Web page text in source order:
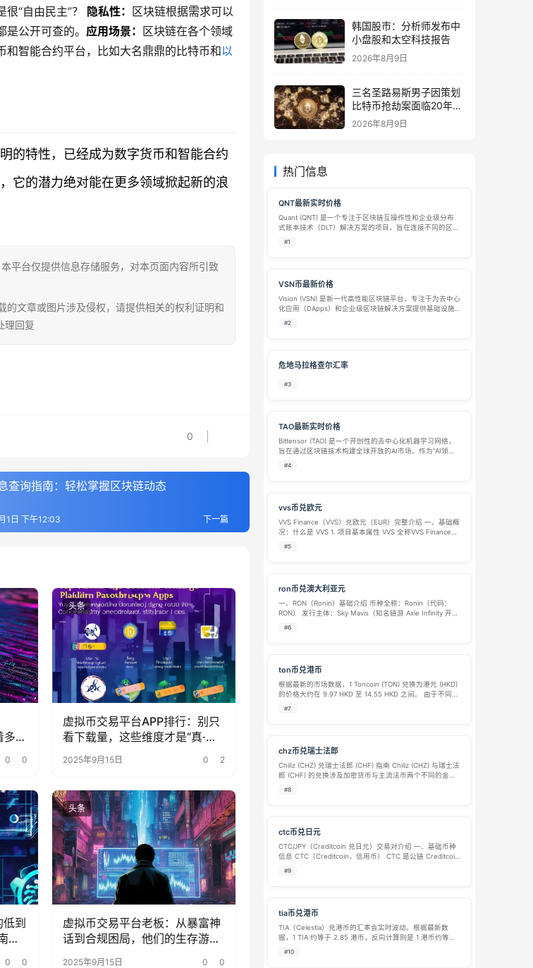
“自由民主”？ 隐私性： 区块链根据需求可以
公开可查的。 应用场景： 区块链在各个领域
智能合约平台，比如大名鼎鼎的比特币和以
的特性，已经成为数字货币和智能合约
它的潜力绝对能在更多领域掀起新的浪
平台仅提供信息存储服务，对本页面内容所引致
文章或图片涉及侵权，请提供相关的权利证明和
理回复
0
查询指南：轻松掌握区块链动态
下一篇
1日 下午12:03
少
0 0
头条
虚拟币交易平台APP排行：别只
看下载量，这些维度才是“真·核
心指标”
2025年9月15日 0 2
到
来
0 0
头条
虚拟币交易平台老板：从暴富神
话到合规困局，他们的生存游戏
变了？
2025年9月15日 0 0
韩国股市：分析师发布中
小盘股和太空科技报告
2026年8月9日
三名圣路易斯男子因策划
比特币抢劫案面临20年监
禁
2026年8月9日
热门信息
QNT最新实时价格
Quant (QNT) 是一个专注于区块链互操作性和企业级分布
式账本技术（DLT）解决方案的项目，旨在连接不同的区块
链网络和传统金融系统。Quant 由Gilbert Verdian于2018
#1
VSN币最新价格
Vision (VSN) 是新一代高性能区块链平台，专注于为去中心
化应用（DApps）和企业级区块链解决方案提供基础设施
支持。作为一个多链生态系统，Vision 结合了高吞吐量、
#2
危地马拉格查尔汇率
#3
TAO最新实时价格
Bittensor (TAO) 是一个开创性的去中心化机器学习网络，
旨在通过区块链技术构建全球开放的AI市场。作为”AI领域
的比特币”，TAO采用独特的激励机制，将全球计算资源和
#4
vvs币兑欧元
VVS Finance（VVS）兑欧元（EUR）完整介绍 一、基础概
况：什么是 VVS 1. 项目基本属性 VVS 全称VVS Finance，
取自 “Very Very Simple”，主打轻量化去中心化金融，
#5
ron币兑澳大利亚元
一、RON（Ronin）基础介绍 币种全称：Ronin（代码：
RON） 发行主体：Sky Mavis（知名链游 Axie Infinity 开发
团队） 定位：Ronin 公链原生功能型代币，2022 年正式
#6
ton币兑港币
根据最新的市场数据，1 Toncoin (TON) 兑换为港元 (HKD)
的价格大约在 9.97 HKD 至 14.55 HKD 之间。 由于不同交
易平台的定价、手续费以及市场深度不同，查询到的实时
#7
chz币兑瑞士法郎
Chiliz (CHZ) 兑瑞士法郎 (CHF) 指南 Chiliz (CHZ) 与瑞士法
郎 (CHF) 的兑换涉及加密货币与主流法币两个不同的金融
领域。其中，CHZ 是体育和娱乐粉丝代币平台 Chiliz 的原
#8
ctc币兑日元
CTC/JPY（Creditcoin 兑日元）交易对介绍 一、基础币种
信息 CTC（Creditcoin，信用币） CTC 是公链 Creditcoin
网络原生通证，项目 2019 年上线，主打去中心化全球信用
#9
tia币兑港币
TIA（Celestia）兑港币的汇率会实时波动。根据最新数
据，1 TIA 约等于 2.85 港币，反向计算则是 1 港币约等于
0.35 TIA。 项目背景：TIA是什么？ TIA 是 Celestia 网络
#10